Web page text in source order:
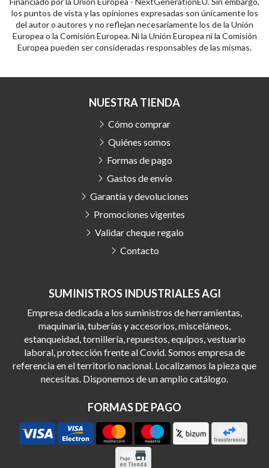
los puntos de vista y las opiniones expresadas son únicamente los
del autor o autores y no reflejan necesariamente los de la Unión
Europea o la Comisión Europea. Ni la Unión Europea ni la Comisión
Europea pueden ser consideradas responsables de las mismas.
SUMINISTROS INDUSTRIALES AGI
Empresa dedicada a los suministros de herramientas,
maquinaria, tuberías y accesorios, misceláneos,
estanqueidad, tornillería, repuestos, equipos, vestuario
laboral, protección frente al Covid. Somos empresa de
referencia en el territorio nacional. Localizamos la pieza que
necesitas. Disponemos de un amplio catálogo.
FORMAS DE PAGO
NUESTRA TIENDA
Cómo comprar
Quiénes somos
Formas de pago
Gastos de envío
Garantía y devoluciones
Promociones vigentes
Validar cheque regalo
Contacto